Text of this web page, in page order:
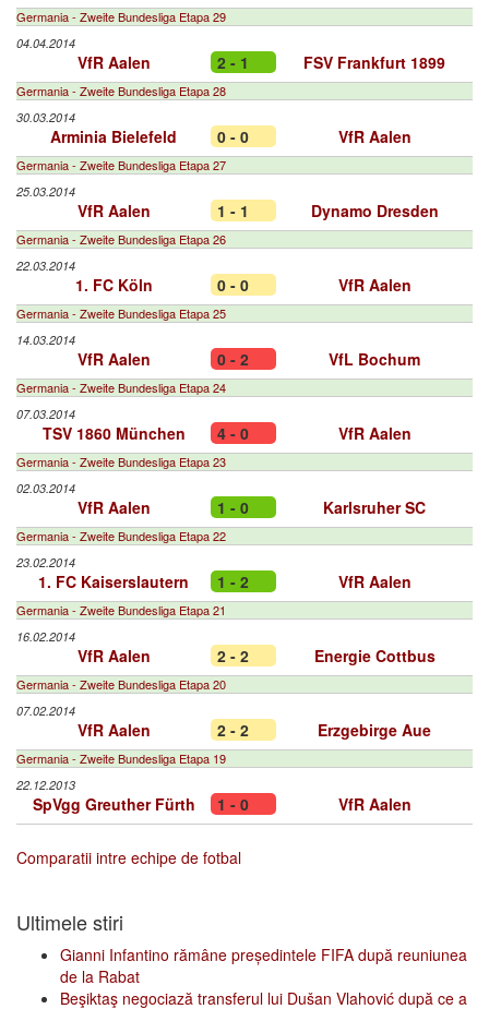
Germania - Zweite Bundesliga Etapa 29
04.04.2014
VfR Aalen 2 - 1 FSV Frankfurt 1899
Germania - Zweite Bundesliga Etapa 28
30.03.2014
Arminia Bielefeld 0 - 0 VfR Aalen
Germania - Zweite Bundesliga Etapa 27
25.03.2014
VfR Aalen 1 - 1 Dynamo Dresden
Germania - Zweite Bundesliga Etapa 26
22.03.2014
1. FC Köln 0 - 0 VfR Aalen
Germania - Zweite Bundesliga Etapa 25
14.03.2014
VfR Aalen 0 - 2 VfL Bochum
Germania - Zweite Bundesliga Etapa 24
07.03.2014
TSV 1860 München 4 - 0 VfR Aalen
Germania - Zweite Bundesliga Etapa 23
02.03.2014
VfR Aalen 1 - 0 Karlsruher SC
Germania - Zweite Bundesliga Etapa 22
23.02.2014
1. FC Kaiserslautern 1 - 2 VfR Aalen
Germania - Zweite Bundesliga Etapa 21
16.02.2014
VfR Aalen 2 - 2 Energie Cottbus
Germania - Zweite Bundesliga Etapa 20
07.02.2014
VfR Aalen 2 - 2 Erzgebirge Aue
Germania - Zweite Bundesliga Etapa 19
22.12.2013
SpVgg Greuther Fürth 1 - 0 VfR Aalen
Comparatii intre echipe de fotbal
Ultimele stiri
Gianni Infantino rămâne președintele FIFA după reuniunea
de la Rabat
Beşiktaş negociază transferul lui Dušan Vlahović după ce a